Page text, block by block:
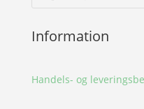
Information
Handels- og